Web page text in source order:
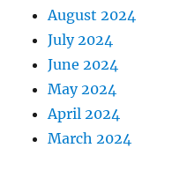
August 2024
July 2024
June 2024
May 2024
April 2024
March 2024